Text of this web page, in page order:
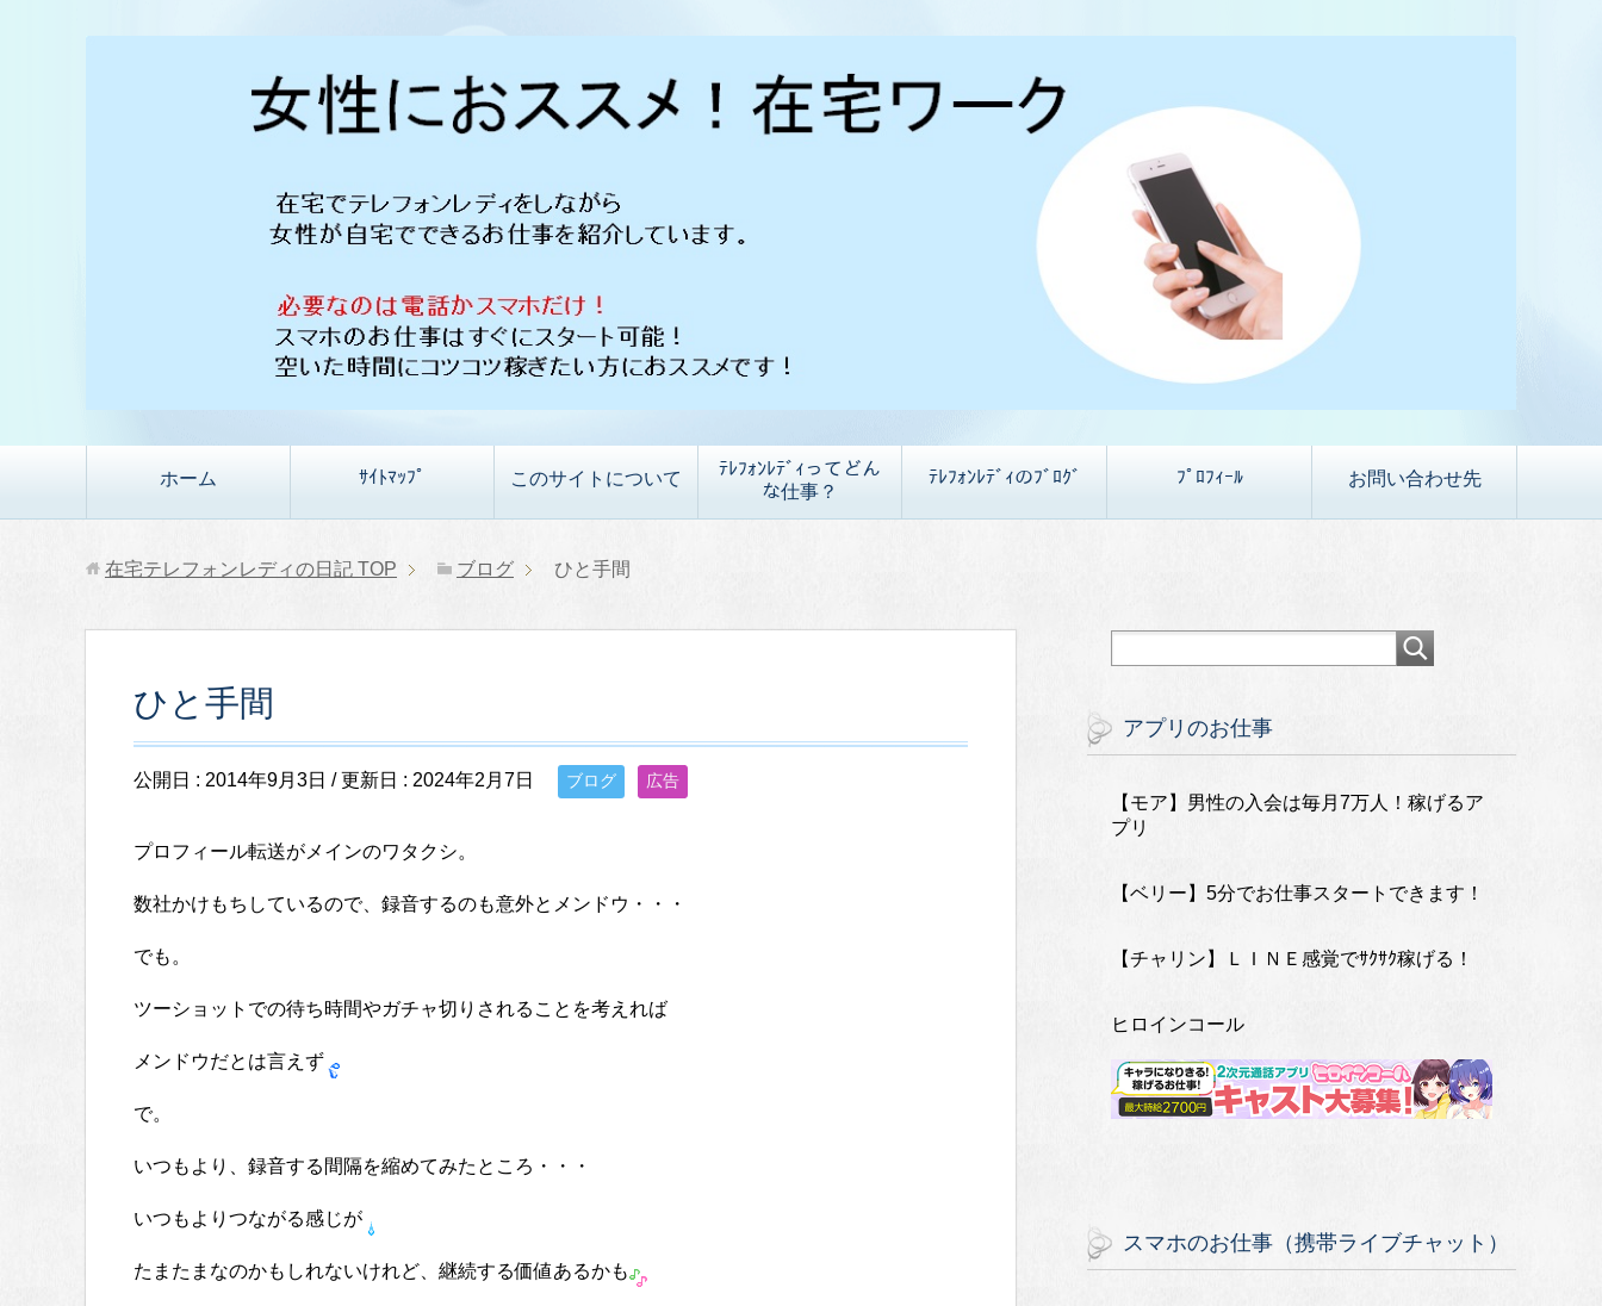
ホーム ｻｲﾄﾏｯﾌﾟ このサイトについて
ﾃﾚﾌｫﾝﾚﾃﾞｨってどん
な仕事？
ﾃﾚﾌｫﾝﾚﾃﾞｨのﾌﾞﾛｸﾞ ﾌﾟﾛﾌｨｰﾙ お問い合わせ先
在宅テレフォンレディの日記 TOP ブログ ひと手間
ひと手間
公開日 : 2014年9月3日 / 更新日 : 2024年2月7日 ブログ 広告
プロフィール転送がメインのワタクシ。
数社かけもちしているので、録音するのも意外とメンドウ・・・
でも。
ツーショットでの待ち時間やガチャ切りされることを考えれば
メンドウだとは言えず
で。
いつもより、録音する間隔を縮めてみたところ・・・
いつもよりつながる感じが
たまたまなのかもしれないけれど、継続する価値あるかも
アプリのお仕事
【モア】男性の入会は毎月7万人！稼げるア
プリ
【ベリー】5分でお仕事スタートできます！
【チャリン】ＬＩＮＥ感覚でｻｸｻｸ稼げる！
ヒロインコール
スマホのお仕事（携帯ライブチャット）